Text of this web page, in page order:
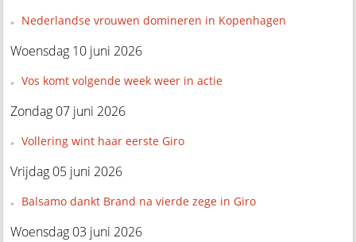
Nederlandse vrouwen domineren in Kopenhagen
Woensdag 10 juni 2026
Vos komt volgende week weer in actie
Zondag 07 juni 2026
Vollering wint haar eerste Giro
Vrijdag 05 juni 2026
Balsamo dankt Brand na vierde zege in Giro
Woensdag 03 juni 2026